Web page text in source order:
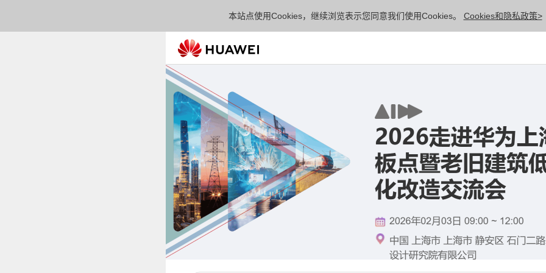
本站点使用Cookies，继续浏览表示您同意我们使用Cookies。 Cookies和隐私政策>